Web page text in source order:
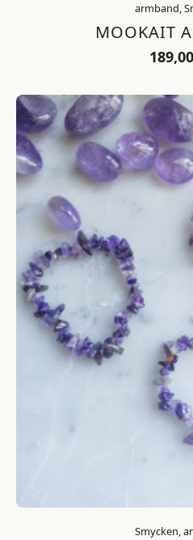
armband,
MOOKAIT
189,00
Smycken,